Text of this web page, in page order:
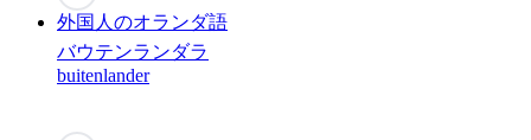
外国人のオランダ語
バウテンランダラ
buitenlander